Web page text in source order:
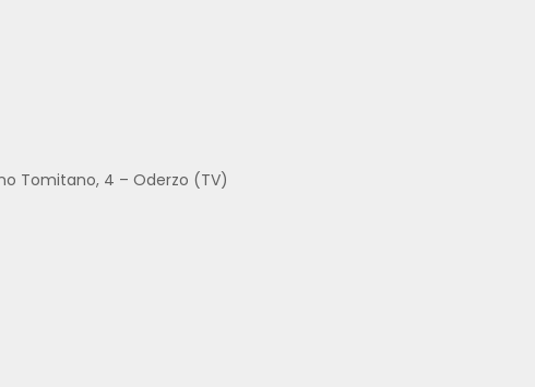
Tomitano, 4 – Oderzo (TV)